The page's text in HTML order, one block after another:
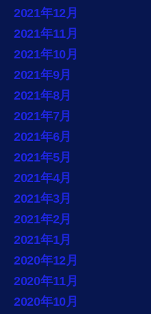
2021年12月
2021年11月
2021年10月
2021年9月
2021年8月
2021年7月
2021年6月
2021年5月
2021年4月
2021年3月
2021年2月
2021年1月
2020年12月
2020年11月
2020年10月